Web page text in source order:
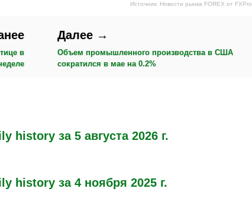
Источник: Новости рынка FOREX от FXPro
в
Далее →
Объем промышленного производства в США
сократился в мае на 0.2%
history за 5 августа 2026 г.
history за 4 ноября 2025 г.